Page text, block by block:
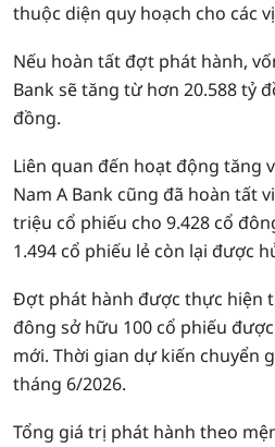
thuộc diện quy hoạch cho các
Nếu hoàn tất đợt phát hành,
Bank sẽ tăng từ hơn 20.588 tỷ
đồng.
Liên quan đến hoạt động tăng
Nam A Bank cũng đã hoàn tất
triệu cổ phiếu cho 9.428 cổ
1.494 cổ phiếu lẻ còn lại được
Đợt phát hành được thực hiện
đông sở hữu 100 cổ phiếu
mới. Thời gian dự kiến chuyển
tháng 6/2026.
Tổng giá trị phát hành theo